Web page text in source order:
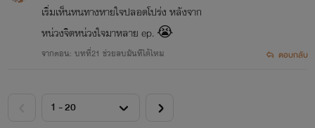
เริ่มเห็นหนทางหายใจปลอดโปร่ง หลังจาก
หน่วงจิตหน่วงใจมาหลาย ep. 😭
จากตอน: บทที่21 ช่วยลบมันทีได้ไหม ตอบกลับ